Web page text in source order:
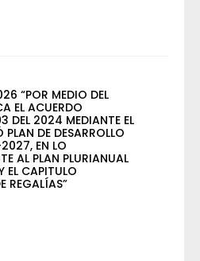
“POR MEDIO DEL
EL ACUERDO
DEL 2024 MEDIANTE EL
DE DESARROLLO
EN LO
AL PLAN PLURIANUAL
EL CAPITULO
REGALÍAS”